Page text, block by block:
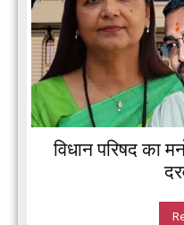
विधान परिषद का